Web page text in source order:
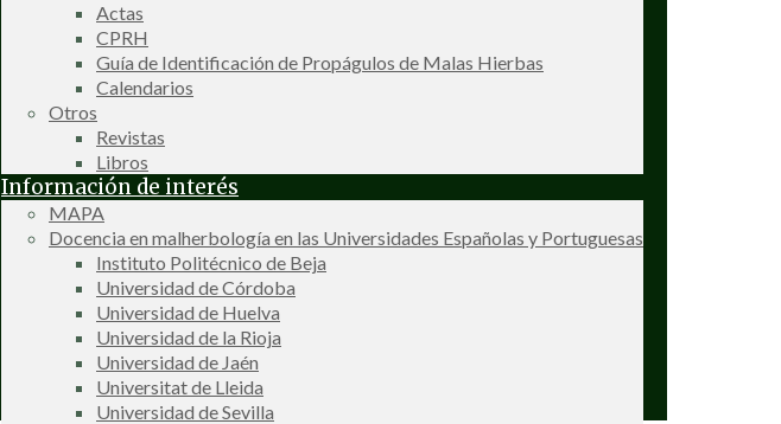
Actas
CPRH
Guía de Identificación de Propágulos de Malas Hierbas
Calendarios
Otros
Revistas
Libros
Información de interés
MAPA
Docencia en malherbología en las Universidades Españolas y Portuguesas
Instituto Politécnico de Beja
Universidad de Córdoba
Universidad de Huelva
Universidad de la Rioja
Universidad de Jaén
Universitat de Lleida
Universidad de Sevilla